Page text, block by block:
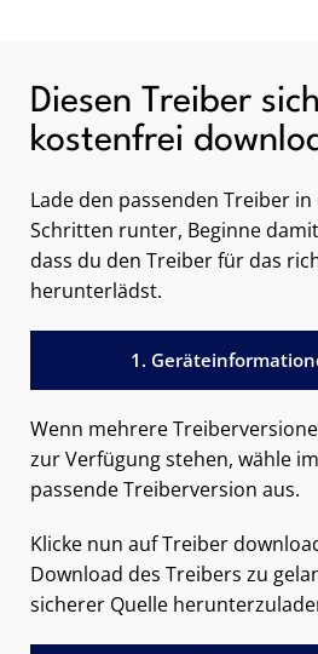
Diesen Treiber
kostenfrei
Lade den passenden Treiber
Schritten runter, Beginne
dass du den Treiber für das
herunterlädst.
1.
Wenn mehrere
zur Verfügung stehen, wähle
passende Treiberversion aus.
Klicke nun auf Treiber
Download des Treibers zu
sicherer Quelle